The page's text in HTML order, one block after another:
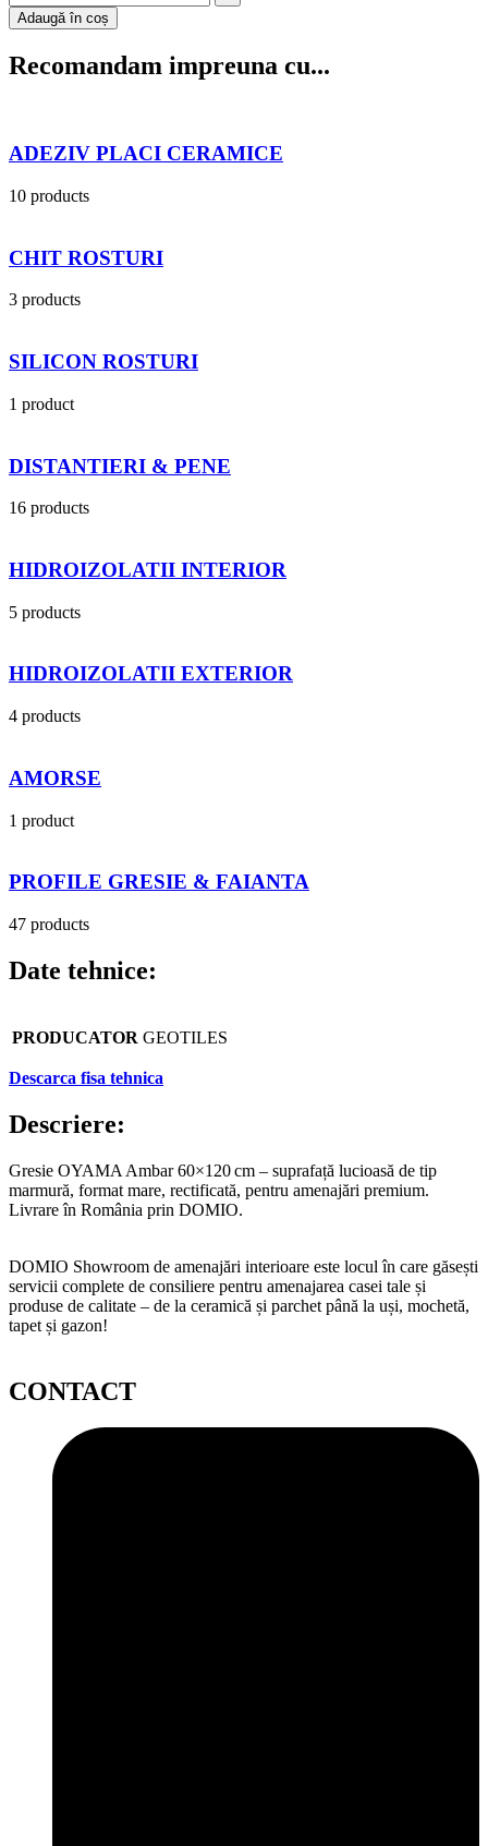
Adaugă în coș
Recomandam impreuna cu...
ADEZIV PLACI CERAMICE
10 products
CHIT ROSTURI
3 products
SILICON ROSTURI
1 product
DISTANTIERI & PENE
16 products
HIDROIZOLATII INTERIOR
5 products
HIDROIZOLATII EXTERIOR
4 products
AMORSE
1 product
PROFILE GRESIE & FAIANTA
47 products
Date tehnice:
PRODUCATOR GEOTILES
Descarca fisa tehnica
Descriere:
Gresie OYAMA Ambar 60×120 cm – suprafață lucioasă de tip
marmură, format mare, rectificată, pentru amenajări premium.
Livrare în România prin DOMIO.
DOMIO Showroom de amenajări interioare este locul în care găsești
servicii complete de consiliere pentru amenajarea casei tale și
produse de calitate – de la ceramică și parchet până la uși, mochetă,
tapet și gazon!
CONTACT